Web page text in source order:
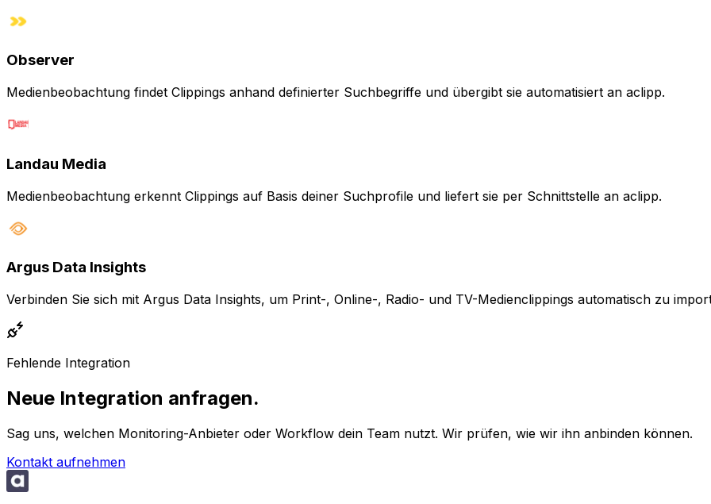
Observer
Medienbeobachtung findet Clippings anhand definierter Suchbegriffe und übergibt sie automatisiert an aclipp.
Landau Media
Medienbeobachtung erkennt Clippings auf Basis deiner Suchprofile und liefert sie per Schnittstelle an aclipp.
Argus Data Insights
Verbinden Sie sich mit Argus Data Insights, um Print-, Online-, Radio- und TV-Medienclippings automatisch zu
Fehlende Integration
Neue Integration anfragen.
Sag uns, welchen Monitoring-Anbieter oder Workflow dein Team nutzt. Wir prüfen, wie wir ihn anbinden können.
Kontakt aufnehmen